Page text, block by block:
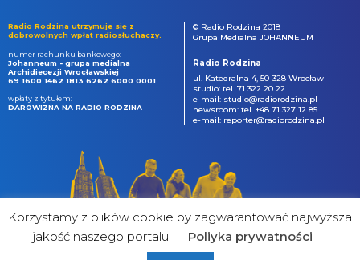
Radio Rodzina utrzymuje się z
dobrowolnych wpłat radiosłuchaczy.
numer rachunku bankowego:
Johanneum - grupa medialna
Archidiecezji Wrocławskiej
69 1600 1462 1813 6262 6000 0001
wpłaty z tytułem:
DAROWIZNA NA RADIO RODZINA
© Radio Rodzina 2018 |
Grupa Medialna JOHANNEUM
Radio Rodzina
ul. Katedralna 4, 50-328 Wrocław
studio: tel. 71 322 20 22
e-mail: studio@radiorodzina.pl
newsroom: tel. +48 71 327 12 85
e-mail: reporter@radiorodzina.pl
Korzystamy z plików cookie by zagwarantować najwyższa
jakość naszego portalu
Poliyka prywatności